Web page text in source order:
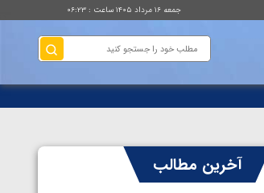
جمعه ۱۶ مرداد ۱۴۰۵ ساعت : ۰۶:۲۳
آخرین مطالب